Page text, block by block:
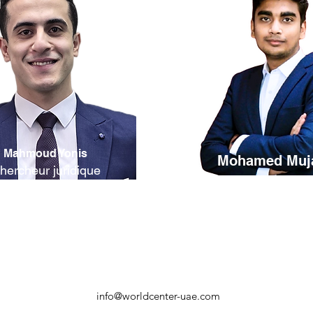
Mahmoud Yonis
juridique
Mohamed
Marketing
info@worldcenter-uae.com